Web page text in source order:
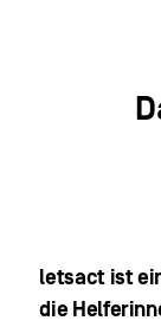
letsact ist
die